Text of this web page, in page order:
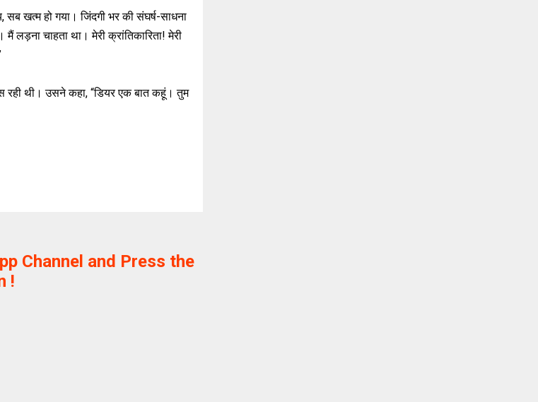
सब खत्म हो गया। जिंदगी भर की संघर्ष-साधना
चाहता था। मेरी क्रांतिकारिता! मेरी
रही थी। उसने कहा, “डियर एक बात कहूं। तुम
Channel and Press the
!